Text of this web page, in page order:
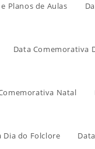
Planos de Aulas
Data Comemorativa
Natal
Dia do Folclore